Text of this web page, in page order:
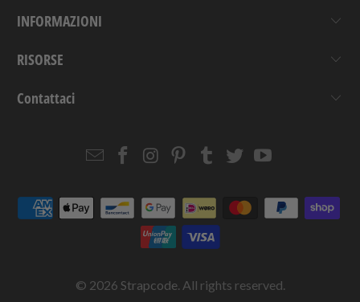
INFORMAZIONI
RISORSE
Contattaci
EmailStrapcode
Facebook
Strapcode
Instagram
Strapcode
Pinterest
Strapcode
Tumblr
Strapcode
TwitterYouTube
© 2026 Strapcode. All rights reserved.